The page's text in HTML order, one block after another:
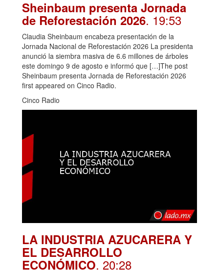
Sheinbaum presenta Jornada
de Reforestación 2026. 19:53
Claudia Sheinbaum encabeza presentación de la
Jornada Nacional de Reforestación 2026 La presidenta
anunció la siembra masiva de 6.6 millones de árboles
este domingo 9 de agosto e informó que […]The post
Sheinbaum presenta Jornada de Reforestación 2026
first appeared on Cinco Radio.
Cinco Radio
LA INDUSTRIA AZUCARERA Y
EL DESARROLLO
ECONÓMICO. 20:28